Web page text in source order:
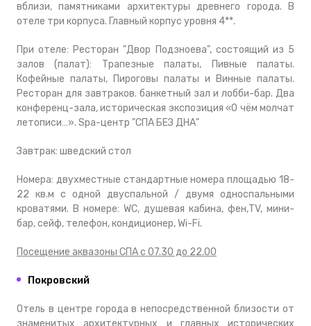
вблизи, памятниками архитектуры древнего города. В
отеле три корпуса. Главный корпус уровня 4**.
При отеле: Ресторан "Двор Подзноева", состоящий из 5
залов (палат): Трапезные палаты, Пивные палаты.
Кофейные палаты, Пироговы палаты и Винные палаты.
Ресторан для завтраков. банкетный зал и лобби-бар. Два
конференц-зала, историческая экспозиция «О чём молчат
летописи…». Spa-центр "СПА БЕЗ ДНА"
Завтрак: шведский стол
Номера: двухместные стандартные номера площадью 18-
22 кв.м с одной двуспальной / двумя односпальными
кроватями. В номере: WC, душевая кабина, фен,TV, мини-
бар, сейф, телефон, кондиционер, Wi-Fi.
Посещение аквазоны СПА с 07.30 до 22.00
Покровский
Отель в центре города в непосредственной близости от